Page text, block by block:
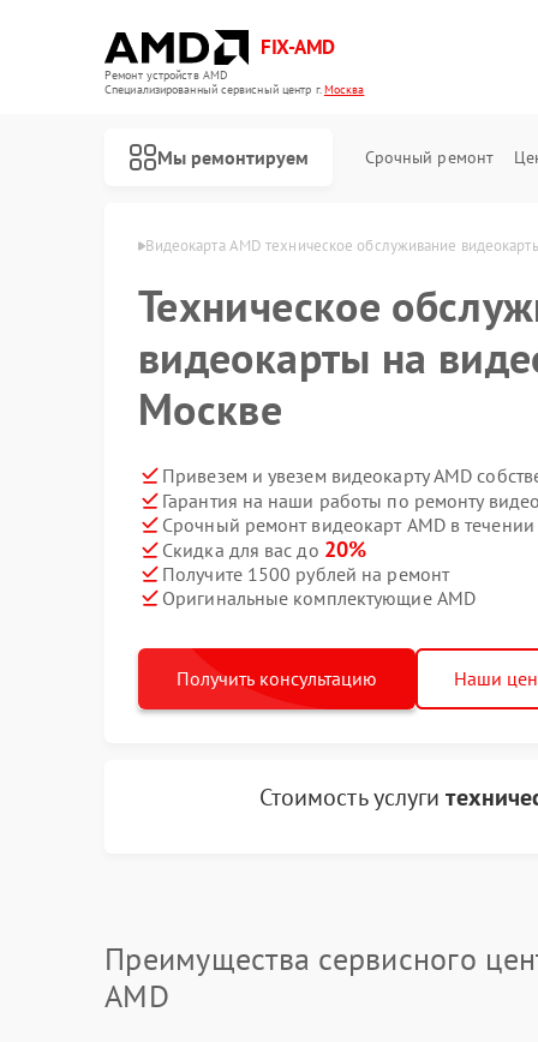
FIX-AMD
Ремонт устройств AMD
Специализированный cервисный центр г.Москва
Мы ремонтируем Срочный ремонт
Видеокарта AMD техническое обслуживание
Техническое
видеокарты на
Москве
Привезем и увезем видеокарту AMD
Гарантия на наши работы по ремонту
Срочный ремонт видеокарт AMD в течении
Скидка для вас до 20%
Получите 1500 рублей на ремонт
Оригинальные комплектующие AMD
Получить консультацию Наши
Стоимость услуги
Преимущества сервисного
AMD